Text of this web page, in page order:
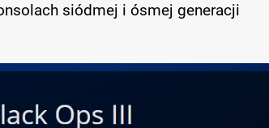
siódmej i ósmej generacji